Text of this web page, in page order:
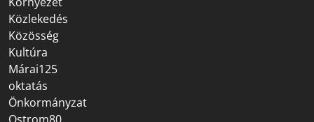
Közlekedés
Közösség
Kultúra
Márai125
oktatás
Önkormányzat